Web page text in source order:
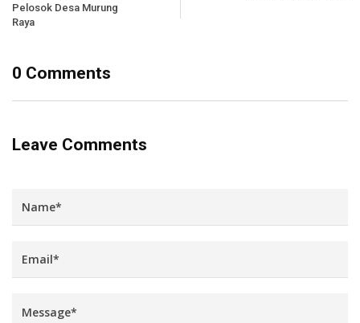
Pelosok Desa Murung
Raya
0 Comments
Leave Comments